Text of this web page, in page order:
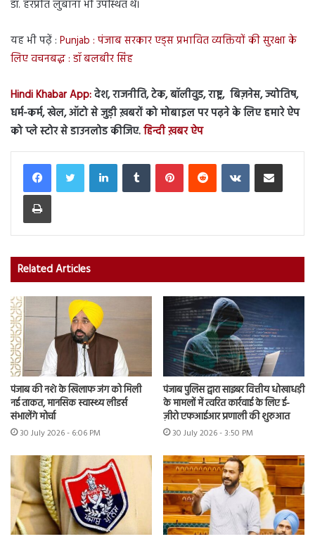
डॉ. हरप्रीत लुबाना भी उपस्थित थे।
यह भी पढ़ें : Punjab : पंजाब सरकार एड्स प्रभावित व्यक्तियों की सुरक्षा के
लिए वचनबद्ध : डॉ बलबीर सिंह
Hindi Khabar App:देश, राजनीति, टेक, बॉलीवुड, राष्ट्र, बिज़नेस, ज्योतिष,
धर्म-कर्म, खेल, ऑटो से जुड़ी ख़बरों को मोबाइल पर पढ़ने के लिए हमारे ऐप
को प्ले स्टोर से डाउनलोड कीजिए.हिन्दी ख़बर ऐप
LinkedInTumblr PinterestReddit VKontakteShare via Email
Print
Related Articles
पंजाब की नशे के खिलाफ जंग को मिली
नई ताकत, मानसिक स्वास्थ्य लीडर्स
संभालेंगे मोर्चा
30 July 2026 - 6:06 PM
पंजाब पुलिस द्वारा साइबर वित्तीय धोखाधड़ी
के मामलों में त्वरित कार्रवाई के लिए ई-
ज़ीरो एफआईआर प्रणाली की शुरुआत
30 July 2026 - 3:50 PM